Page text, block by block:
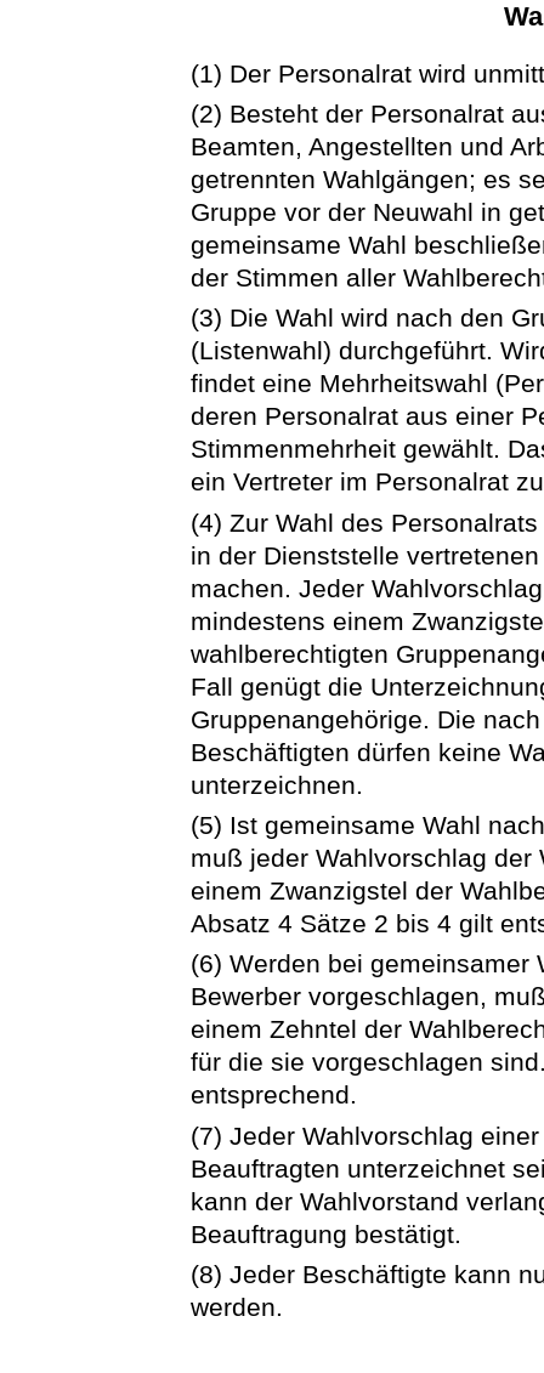
(1) Der Personalrat wird
(2) Besteht der Personalrat
Beamten, Angestellten und
getrennten Wahlgängen; es
Gruppe vor der Neuwahl in
gemeinsame Wahl
der Stimmen aller
(3) Die Wahl wird nach den
(Listenwahl) durchgeführt.
findet eine Mehrheitswahl
deren Personalrat aus einer
Stimmenmehrheit gewählt.
ein Vertreter im Personalrat
(4) Zur Wahl des
in der Dienststelle
machen. Jeder
mindestens einem
wahlberechtigten
Fall genügt die
Gruppenangehörige. Die
Beschäftigten dürfen keine
unterzeichnen.
(5) Ist gemeinsame Wahl
muß jeder Wahlvorschlag
einem Zwanzigstel der
Absatz 4 Sätze 2 bis 4 gilt
(6) Werden bei gemeinsamer
Bewerber vorgeschlagen,
einem Zehntel der
für die sie vorgeschlagen
entsprechend.
(7) Jeder Wahlvorschlag
Beauftragten unterzeichnet
kann der Wahlvorstand
Beauftragung bestätigt.
(8) Jeder Beschäftigte kann
werden.